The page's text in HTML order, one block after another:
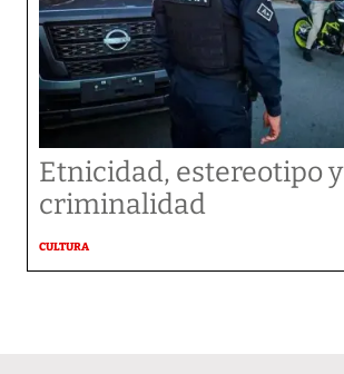
Etnicidad, estereotipo y
criminalidad
CULTURA